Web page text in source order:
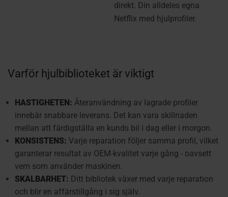
direkt. Din alldeles egna
Netflix med hjulprofiler.
Varför hjulbiblioteket är viktigt
HASTIGHETEN: Återanvändning av lagrade profiler
innebär snabbare leverans. Det kan vara skillnaden
mellan att färdigställa en kunds bil i dag eller i morgon.
KONSISTENS: Varje reparation följer samma profil, vilket
garanterar resultat av OEM-kvalitet varje gång - oavsett
vem som använder maskinen.
SKALBARHET: Ditt bibliotek växer med varje reparation
och blir en affärstillgång i sig själv.